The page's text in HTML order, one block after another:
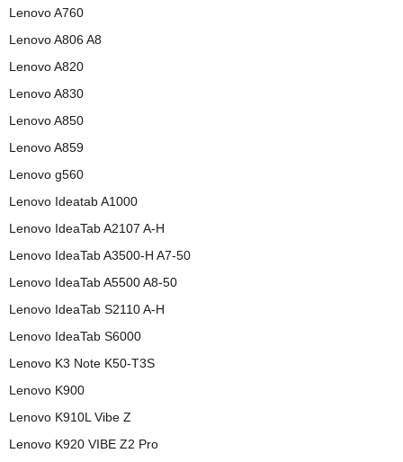
Lenovo A760
Lenovo A806 A8
Lenovo A820
Lenovo A830
Lenovo A850
Lenovo A859
Lenovo g560
Lenovo Ideatab A1000
Lenovo IdeaTab A2107 A-H
Lenovo IdeaTab A3500-H A7-50
Lenovo IdeaTab A5500 A8-50
Lenovo IdeaTab S2110 A-H
Lenovo IdeaTab S6000
Lenovo K3 Note K50-T3S
Lenovo K900
Lenovo K910L Vibe Z
Lenovo K920 VIBE Z2 Pro